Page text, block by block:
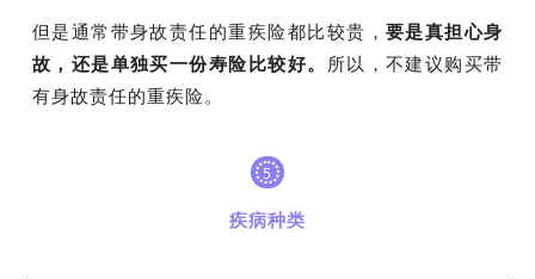
但是通常带身故责任的重疾险都比较贵， 要是真担心身
故，还是单独买一份寿险比较好。
所以，不建议购买带
有身故责任的重疾险。
5
疾病种类